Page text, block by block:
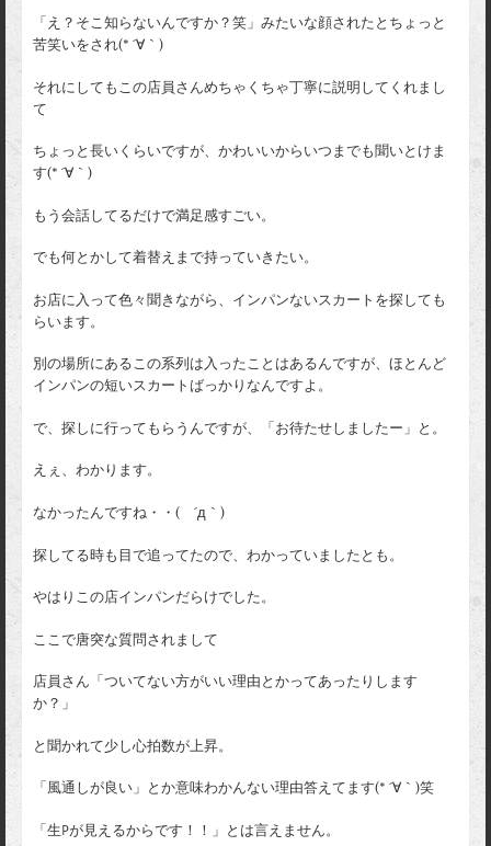
「え？そこ知らないんですか？笑」みたいな顔されたとちょっと
苦笑いをされ(* ´∀｀)
それにしてもこの店員さんめちゃくちゃ丁寧に説明してくれまし
て
ちょっと長いくらいですが、かわいいからいつまでも聞いとけま
す(* ´∀｀)
もう会話してるだけで満足感すごい。
でも何とかして着替えまで持っていきたい。
お店に入って色々聞きながら、インパンないスカートを探しても
らいます。
別の場所にあるこの系列は入ったことはあるんですが、ほとんど
インパンの短いスカートばっかりなんですよ。
で、探しに行ってもらうんですが、「お待たせしましたー」と。
えぇ、わかります。
なかったんですね・・( ´д｀)
探してる時も目で追ってたので、わかっていましたとも。
やはりこの店インパンだらけでした。
ここで唐突な質問されまして
店員さん「ついてない方がいい理由とかってあったりします
か？」
と聞かれて少し心拍数が上昇。
「風通しが良い」とか意味わかんない理由答えてます(* ´∀｀)笑
「生Pが見えるからです！！」とは言えません。